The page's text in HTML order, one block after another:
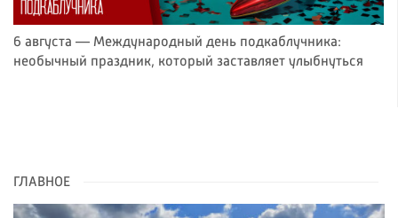
6 августа — Международный день подкаблучника:
необычный праздник, который заставляет улыбнуться
ГЛАВНОЕ